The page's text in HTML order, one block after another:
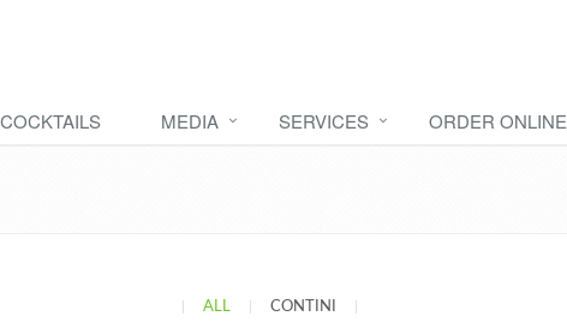
COCKTAILS MEDIA SERVICES ORDER ONLINE
ALL CONTINI